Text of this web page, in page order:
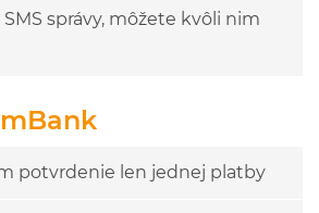
SMS správy, môžete kvôli nim
potvrdenie len jednej platby